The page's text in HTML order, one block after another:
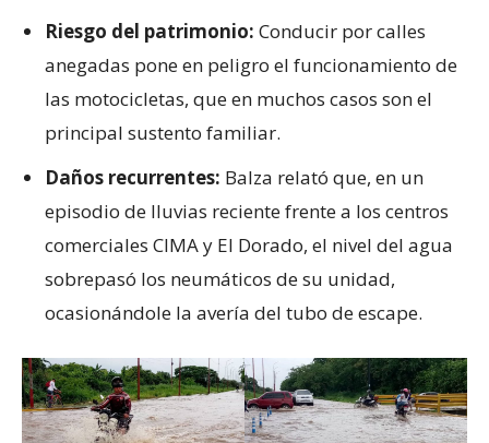
Riesgo del patrimonio: Conducir por calles
anegadas pone en peligro el funcionamiento de
las motocicletas, que en muchos casos son el
principal sustento familiar.
Daños recurrentes: Balza relató que, en un
episodio de lluvias reciente frente a los centros
comerciales CIMA y El Dorado, el nivel del agua
sobrepasó los neumáticos de su unidad,
ocasionándole la avería del tubo de escape.